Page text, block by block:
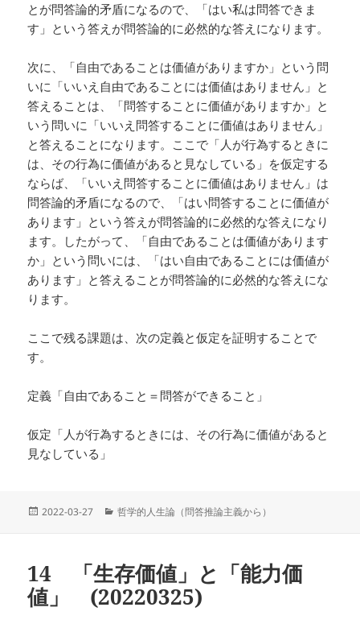
とが問答論的矛盾になるので、「はい私は問答できま
す」という答えが問答論的に必然的な答えになります。
次に、「自由であることは価値がありますか」という問
いに「いいえ自由であることには価値はありません」と
答えることは、「問答することに価値がありますか」と
いう問いに「いいえ問答することに価値はありません」
と答えることになります。ここで「人が行為するときに
は、その行為に価値があると見なしている」を仮定する
ならば、「いいえ問答することに価値はありません」は
問答論的矛盾になるので、「はい問答することに価値が
あります」という答えが問答論的に必然的な答えになり
ます。したがって、「自由であることは価値があります
か」という問いには、「はい自由であることには価値が
あります」と答えることが問答論的に必然的な答えにな
ります。
ここで残る課題は、次の定義と仮定を証明することで
す。
定義「自由であること＝問答ができること」
仮定「人が行為するときには、その行為に価値があると
見なしている」
投
2022-03-27
カ
ー
哲学的人生論（問答推論主義から）
14 「生存価値」と「能力価
値」 (20220325)